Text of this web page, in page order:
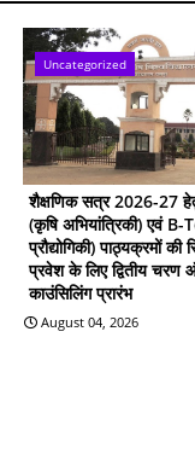
Uncategorized
शैक्षणिक सत्र 2026-27
(कृषि अभियांत्रिकी) एवं B-
प्रौद्योगिकी) पाठ्यक्रमों की
प्रवेश के लिए द्वितीय चरण
काउंसिलिंग प्रारंभ
August 04, 2026